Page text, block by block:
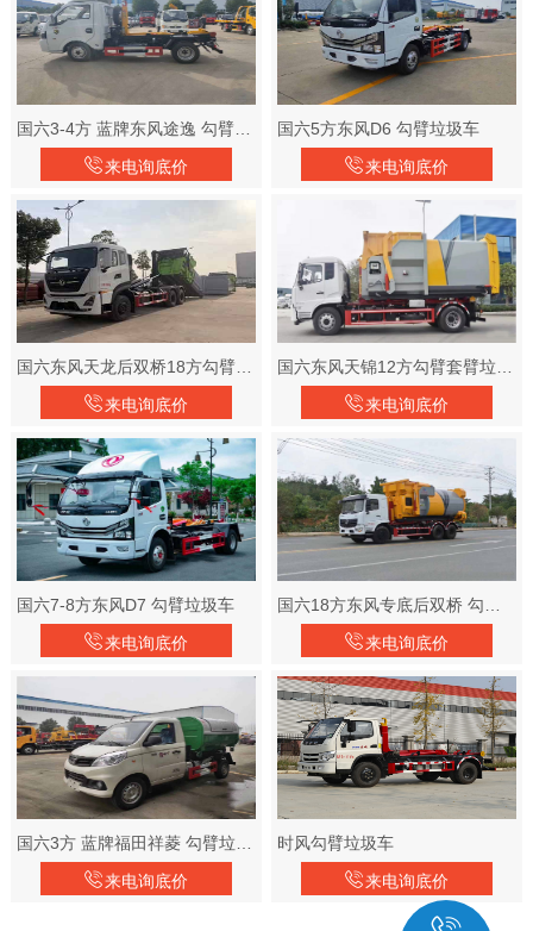
来电询底价
国六5方东风D6 勾臂垃圾车
来电询底价
来电询底价
来电询底价
国六7-8方东风D7 勾臂垃圾车
来电询底价
来电询底价
来电询底价
时风勾臂垃圾车
来电询底价